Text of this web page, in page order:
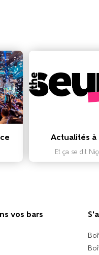
Actualités à
Et ça se dit
vos bars